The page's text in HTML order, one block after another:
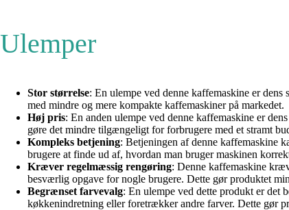
Ulemper
Stor størrelse: En ulempe ved denne kaffemaskine er
med mindre og mere kompakte kaffemaskiner på markedet.
Høj pris: En anden ulempe ved denne kaffemaskine er
gøre det mindre tilgængeligt for forbrugere med et stramt
Kompleks betjening: Betjeningen af denne kaffemaskine
brugere at finde ud af, hvordan man bruger maskinen
Kræver regelmæssig rengøring: Denne kaffemaskine
besværlig opgave for nogle brugere. Dette gør produktet
Begrænset farvevalg: En ulempe ved dette produkt er det
køkkenindretning eller foretrækker andre farver. Dette gør